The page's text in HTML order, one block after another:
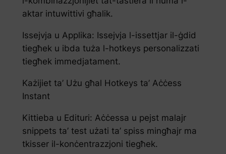
aktar intuwittivi għalik.
Issejvja u Applika: Issejvja l-issettjar il-ġdid
tiegħek u ibda tuża l-hotkeys personalizzati
tiegħek immedjatament.
Każijiet ta’ Użu għal Hotkeys ta’ Aċċess
Instant
Kittieba u Edituri: Aċċessa u pejst malajr
snippets ta’ test użati ta’ spiss mingħajr ma
tkisser il-konċentrazzjoni tiegħek.